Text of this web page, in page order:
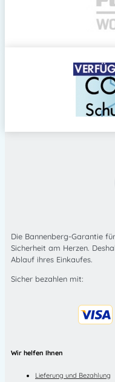
Die Bannenberg-Garantie
Sicherheit am Herzen.
Ablauf ihres Einkaufes.
Sicher bezahlen mit:
Wir helfen Ihnen
Lieferung und Bezahlung